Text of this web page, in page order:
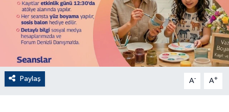
Paylaş A- A+
EĞİTİM
EKONOMİ
English News